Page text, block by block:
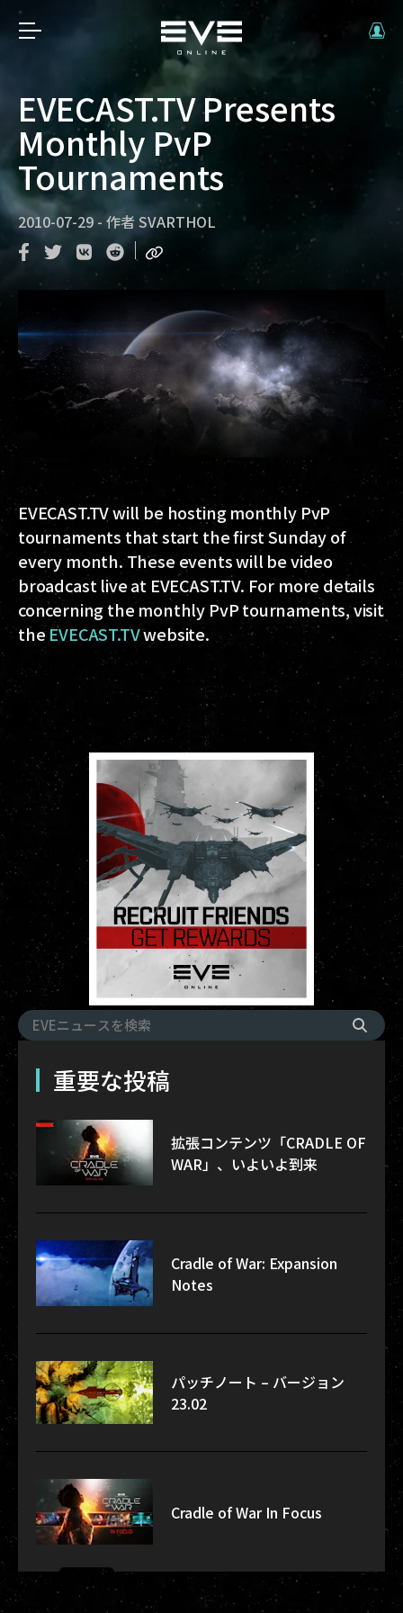
EVECAST.TV Presents
Monthly PvP
Tournaments
2010-07-29 - 作者 SVARTHOL
EVECAST.TV will be hosting monthly PvP
tournaments that start the first Sunday of
every month. These events will be video
broadcast live at EVECAST.TV. For more details
concerning the monthly PvP tournaments, visit
theEVECAST.TVwebsite.
重要な投稿
拡張コンテンツ「CRADLE OF
WAR」、いよいよ到来
Cradle of War: Expansion
Notes
パッチノート – バージョン
23.02
Cradle of War In Focus